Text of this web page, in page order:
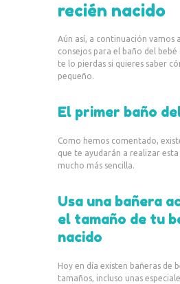
recién nacido
Aún así, a continuación vamos
consejos para el baño del
te lo pierdas si quieres saber
pequeño.
El primer baño
Como hemos comentado,
que te ayudarán a realizar
mucho más sencilla.
Usa una bañera
el tamaño de tu
nacido
Hoy en día existen bañeras de
tamaños, incluso unas